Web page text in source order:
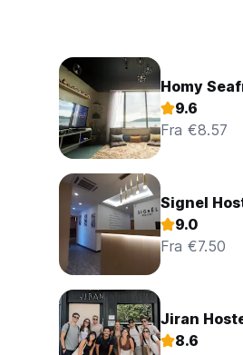
Homy
9.6
Fra €8.57
Signel
9.0
Fra €7.50
Jiran
8.6